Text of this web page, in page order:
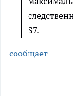
S7.
сообщает